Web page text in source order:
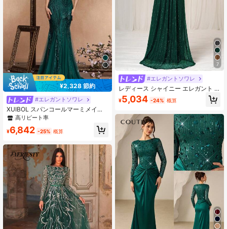
¥2,328 節約
#エレガントソワレ
XUIBOL スパンコールマーミメイド
フォーマルドレス、エレガントなプ
ガウン、卒業式、ディナーパーティ
高リピート率
¥6,842 -25% 概算
7
#エレガントソワレ
レディース シャイニー エレガント V
ネック ギャザー パーティードレス
ウェディング 春秋
¥5,034 -24% 概算